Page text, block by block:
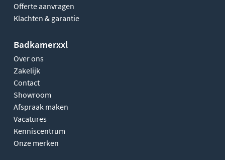
Offerte aanvragen
Klachten & garantie
Badkamerxxl
Over ons
Zakelijk
Contact
Showroom
Afspraak maken
Vacatures
Kenniscentrum
Onze merken